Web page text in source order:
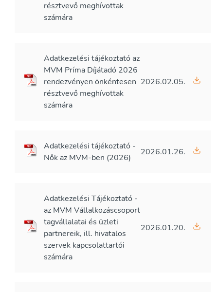
résztvevő meghívottak
számára
Adatkezelési tájékoztató az
MVM Príma Díjátadó 2026
rendezvényen önkéntesen
résztvevő meghívottak
számára
2026.02.05.
Adatkezelési tájékoztató -
Nők az MVM-ben (2026)
2026.01.26.
Adatkezelési Tájékoztató -
az MVM Vállalkozáscsoport
tagvállalatai és üzleti
partnereik, ill. hivatalos
szervek kapcsolattartói
számára
2026.01.20.